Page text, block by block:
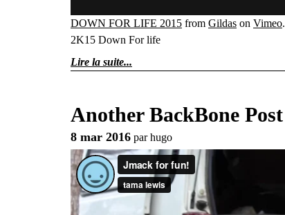
DOWN FOR LIFE 2015 from Gildas on Vimeo.
2K15 Down For life
Lire la suite
Another BackBone Post
8 mar 2016 parhugo